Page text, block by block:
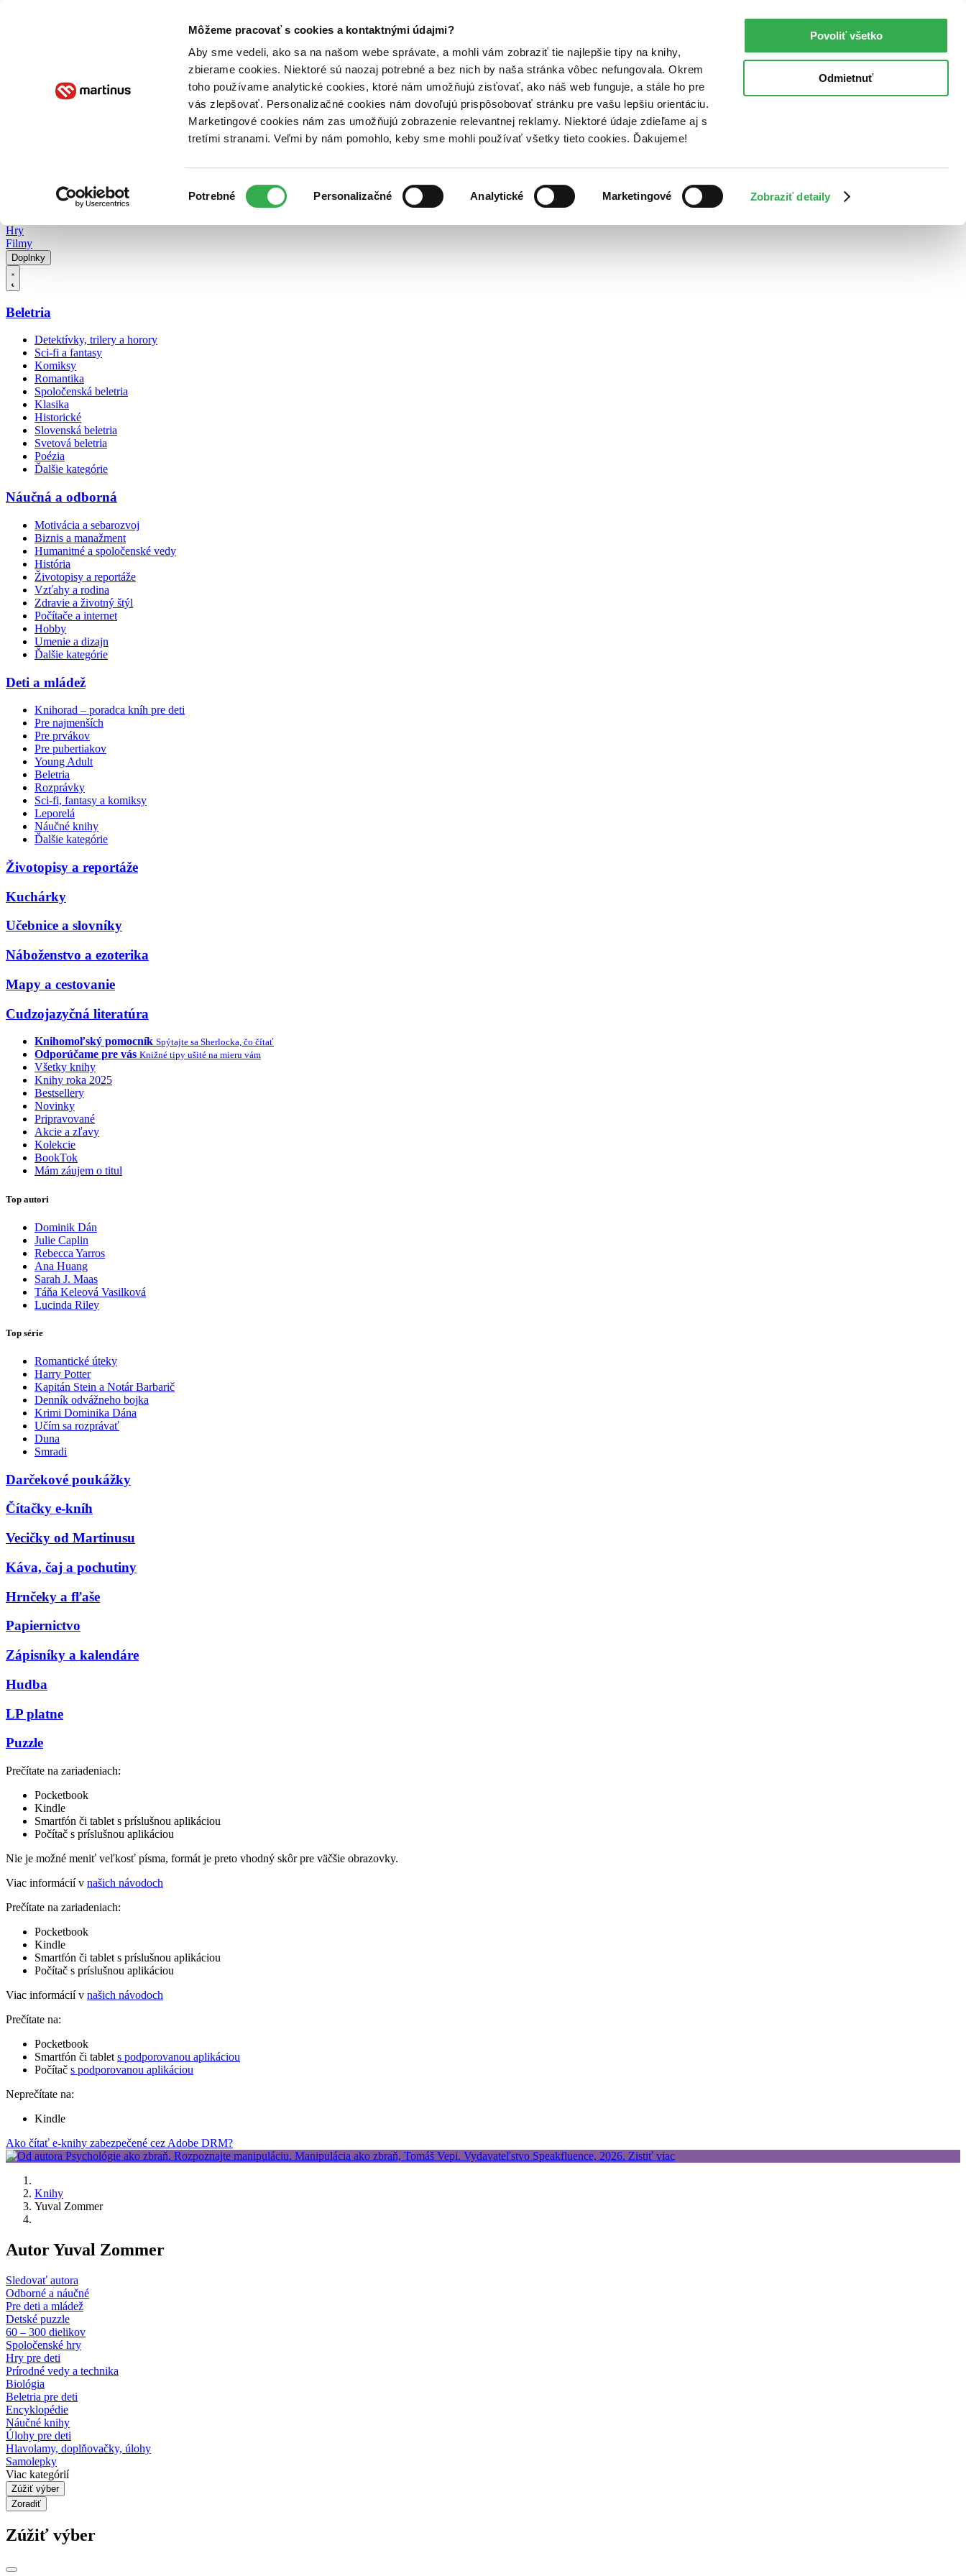
Môžeme pracovať s cookies a kontaktnými údajmi?
Aby sme vedeli, ako sa na našom webe správate, a mohli vám zobraziť tie najlepšie tipy na knihy,
zbierame cookies. Niektoré sú naozaj potrebné a bez nich by naša stránka vôbec nefungovala. Okrem
toho používame analytické cookies, ktoré nám umožňujú zisťovať, ako náš web funguje, a stále ho pre
vás zlepšovať. Personalizačné cookies nám dovoľujú prispôsobovať stránku pre vašu lepšiu orientáciu.
Marketingové cookies nám zas umožňujú zobrazenie relevantnej reklamy. Niektoré údaje zdieľame aj s
tretími stranami. Veľmi by nám pomohlo, keby sme mohli používať všetky tieto cookies. Ďakujeme!
súhlasu
Potrebné Personalizačné Analytické Marketingové Zobraziť detaily
Povoliť všetko
Odmietnuť
Poukážky Kontakt
Hry
Filmy
Doplnky
Beletria
Detektívky, trilery a horory
Sci-fi a fantasy
Komiksy
Romantika
Spoločenská beletria
Klasika
Historické
Slovenská beletria
Svetová beletria
Poézia
Ďalšie kategórie
Náučná a odborná
Motivácia a sebarozvoj
Biznis a manažment
Humanitné a spoločenské vedy
História
Životopisy a reportáže
Vzťahy a rodina
Zdravie a životný štýl
Počítače a internet
Hobby
Umenie a dizajn
Ďalšie kategórie
Deti a mládež
Knihorad – poradca kníh pre deti
Pre najmenších
Pre prvákov
Pre pubertiakov
Young Adult
Beletria
Rozprávky
Sci-fi, fantasy a komiksy
Leporelá
Náučné knihy
Ďalšie kategórie
Životopisy a reportáže
Kuchárky
Učebnice a slovníky
Náboženstvo a ezoterika
Mapy a cestovanie
Cudzojazyčná literatúra
Knihomoľský pomocník Spýtajte sa Sherlocka, čo čítať
Odporúčame pre vás Knižné tipy ušité na mieru vám
Všetky knihy
Knihy roka 2025
Bestsellery
Novinky
Pripravované
Akcie a zľavy
Kolekcie
BookTok
Mám záujem o titul
Top autori
Dominik Dán
Julie Caplin
Rebecca Yarros
Ana Huang
Sarah J. Maas
Táňa Keleová Vasilková
Lucinda Riley
Top série
Romantické úteky
Harry Potter
Kapitán Stein a Notár Barbarič
Denník odvážneho bojka
Krimi Dominika Dána
Učím sa rozprávať
Duna
Smradi
Darčekové poukážky
Čítačky e-kníh
Vecičky od Martinusu
Káva, čaj a pochutiny
Hrnčeky a fľaše
Papiernictvo
Zápisníky a kalendáre
Hudba
LP platne
Puzzle
Prečítate na zariadeniach:
Pocketbook
Kindle
Smartfón či tablet s príslušnou aplikáciou
Počítač s príslušnou aplikáciou
Nie je možné meniť veľkosť písma, formát je preto vhodný skôr pre väčšie obrazovky.
Viac informácií v našich návodoch
Prečítate na zariadeniach:
Pocketbook
Kindle
Smartfón či tablet s príslušnou aplikáciou
Počítač s príslušnou aplikáciou
Viac informácií v našich návodoch
Prečítate na:
Pocketbook
Smartfón či tablet s podporovanou aplikáciou
Počítač s podporovanou aplikáciou
Neprečítate na:
Kindle
Ako čítať e-knihy zabezpečené cez Adobe DRM?
Knihy
Yuval Zommer
Autor Yuval Zommer
Sledovať autora
Odborné a náučné
Pre deti a mládež
Detské puzzle
60 – 300 dielikov
Spoločenské hry
Hry pre deti
Prírodné vedy a technika
Biológia
Beletria pre deti
Encyklopédie
Náučné knihy
Úlohy pre deti
Hlavolamy, doplňovačky, úlohy
Samolepky
Viac kategórií
Zúžiť výber
Zoradiť
Zúžiť výber